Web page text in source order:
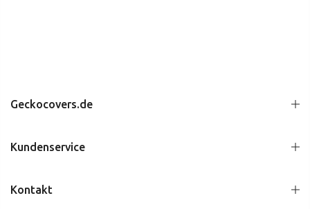
Geckocovers.de
Kundenservice
Kontakt